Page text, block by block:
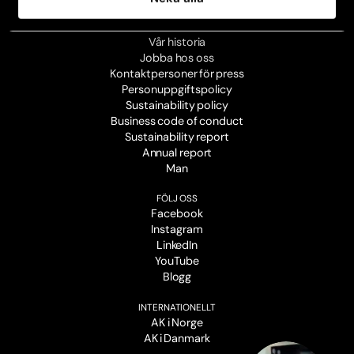
Vår historia
Jobba hos oss
Kontaktpersoner för press
Personuppgiftspolicy
Sustainability policy
Business code of conduct
Sustainability report
Annual report
Man
FÖLJ OSS
Facebook
Instagram
LinkedIn
YouTube
Blogg
INTERNATIONELLT
AK i Norge
AK i Danmark